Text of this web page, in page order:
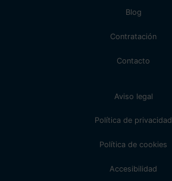
Blog
Contratación
Contacto
Aviso legal
Política de privacidad
Política de cookies
Accesibilidad